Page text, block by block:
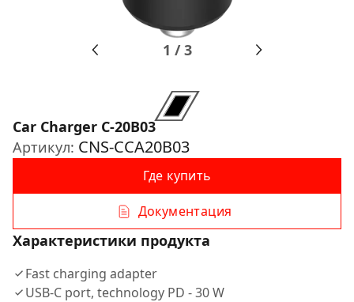
1 /3
Car Charger С-20B03
Артикул: CNS-CCA20B03
Где купить
Документация
Характеристики продукта
Fast charging adapter
USB-C port, technology PD - 30 W